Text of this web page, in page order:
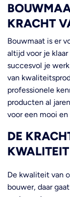
KRACHT
Bouwmaat is er
altijd voor je
succesvol je
van
professionele
producten al
voor een mooi
DE
KWALITEIT
De kwaliteit van
bouwer, daar